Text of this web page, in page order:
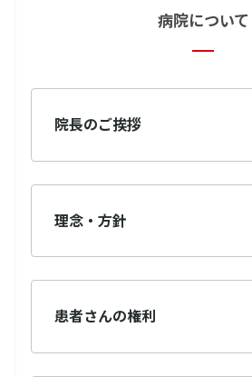
病院について
院長のご挨拶
理念・方針
患者さんの権利